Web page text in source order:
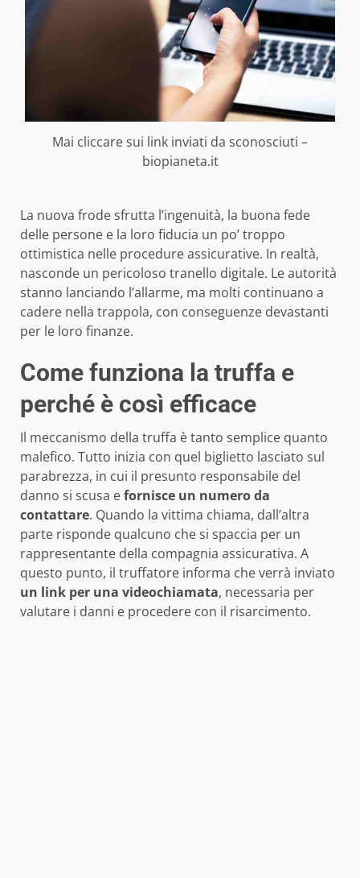
Mai cliccare sui link inviati da sconosciuti –
biopianeta.it
La nuova frode sfrutta l’ingenuità, la buona fede
delle persone e la loro fiducia un po’ troppo
ottimistica nelle procedure assicurative. In realtà,
nasconde un pericoloso tranello digitale. Le autorità
stanno lanciando l’allarme, ma molti continuano a
cadere nella trappola, con conseguenze devastanti
per le loro finanze.
Come funziona la truffa e
perché è così efficace
Il meccanismo della truffa è tanto semplice quanto
malefico. Tutto inizia con quel biglietto lasciato sul
parabrezza, in cui il presunto responsabile del
danno si scusa efornisce un numero da
contattare. Quando la vittima chiama, dall’altra
parte risponde qualcuno che si spaccia per un
rappresentante della compagnia assicurativa. A
questo punto, il truffatore informa che verrà inviato
un link per una videochiamata, necessaria per
valutare i danni e procedere con il risarcimento.